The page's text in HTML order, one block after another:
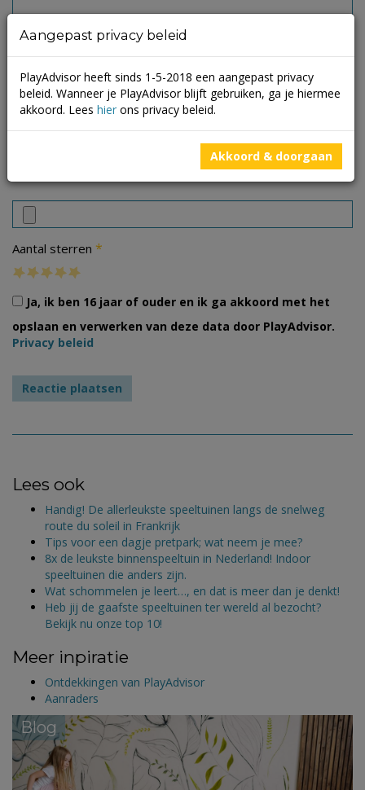
Aantal sterren *
Ja, ik ben 16 jaar of ouder en ik ga akkoord met het
opslaan en verwerken van deze data door PlayAdvisor.
Privacy beleid
Lees ook
Handig! De allerleukste speeltuinen langs de snelweg
route du soleil in Frankrijk
Tips voor een dagje pretpark; wat neem je mee?
8x de leukste binnenspeeltuin in Nederland! Indoor
speeltuinen die anders zijn.
Wat schommelen je leert…, en dat is meer dan je denkt!
Heb jij de gaafste speeltuinen ter wereld al bezocht?
Bekijk nu onze top 10!
Meer inpiratie
Ontdekkingen van PlayAdvisor
Aanraders
Blog
Aangepast privacy beleid
PlayAdvisor heeft sinds 1-5-2018 een aangepast privacy
beleid. Wanneer je PlayAdvisor blijft gebruiken, ga je hiermee
akkoord. Lees hier ons privacy beleid.
Akkoord & doorgaan